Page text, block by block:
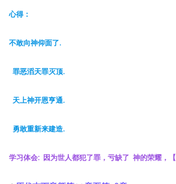
心得：
不敢向神仰面了.
罪恶滔天罪灭顶.
天上神开恩亨通.
勇敢重新来建造.
学习体会: 因为世人都犯了罪，亏缺了 神的荣耀，【